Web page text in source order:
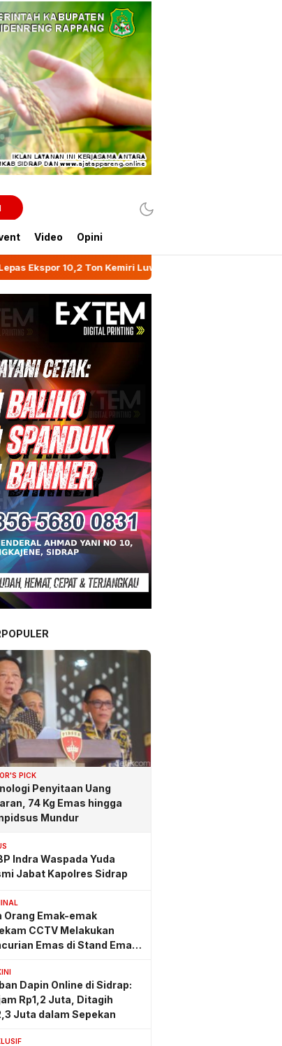
Video Opini
Luwu ke Jeddah
PICK
Penyitaan Uang
74 Kg Emas hingga
Mundur
Indra Waspada Yuda
Jabat Kapolres Sidrap
Orang Emak-emak
CCTV Melakukan
Emas di Stand Emas
Dapin Online di Sidrap:
Rp1,2 Juta, Ditagih
Juta dalam Sepekan